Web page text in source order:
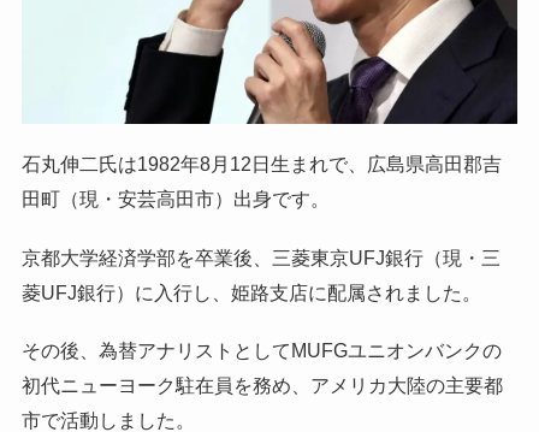
石丸伸二氏は1982年8月12日生まれで、広島県高田郡吉
田町（現・安芸高田市）出身です。
京都大学経済学部を卒業後、三菱東京UFJ銀行（現・三
菱UFJ銀行）に入行し、姫路支店に配属されました。
その後、為替アナリストとしてMUFGユニオンバンクの
初代ニューヨーク駐在員を務め、アメリカ大陸の主要都
市で活動しました。